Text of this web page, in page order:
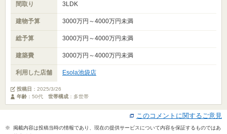
間取り 3LDK
建物予算 3000万円～4000万円未満
総予算 3000万円～4000万円未満
建築費 3000万円～4000万円未満
利用した店舗 Esola池袋店
投稿日 ： 2025/3/26
年齢 ：50代 世帯構成 ：多世帯
このコメントに関するご意見
※ 掲載内容は投稿当時の情報であり、現在の提供サービスについて内容を保証するものではあ